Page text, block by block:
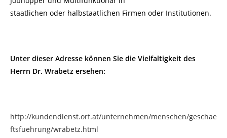
staatlichen oder halbstaatlichen Firmen oder Institutionen.
Unter dieser Adresse können Sie die Vielfaltigkeit des
Herrn Dr. Wrabetz ersehen:
http://kundendienst.orf.at/unternehmen/menschen/geschae
ftsfuehrung/wrabetz.html